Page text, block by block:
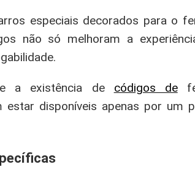
especiais decorados para o
não só melhoram a
a existência de códigos de
disponíveis apenas por um